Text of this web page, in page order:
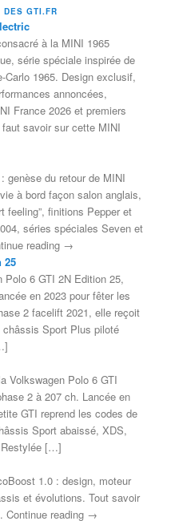
DES GTI.FR
à la MINI 1965
série spéciale inspirée de
1965. Design exclusif,
annoncées,
France 2026 et premiers
savoir sur cette MINI
genèse du retour de MINI
à bord façon salon anglais,
feeling”, finitions Pepper et
séries spéciales Seven et
reading →
25
Polo 6 GTI 2N Edition 25,
en 2023 pour fêter les
2 facelift 2021, elle reçoit
Sport Plus piloté
Volkswagen Polo 6 GTI
2 à 207 ch. Lancée en
GTI reprend les codes de
Sport abaissé, XDS,
Restylée […]
1.0 : design, moteur
et évolutions. Tout savoir
Continue reading →